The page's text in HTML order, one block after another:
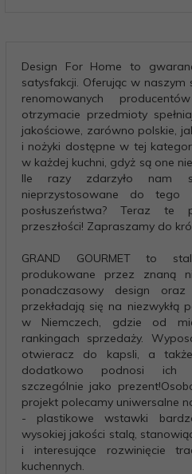
Design For Home to
satysfakcji. Oferując w naszym
renomowanych
otrzymacie przedmioty
jakościowe, zarówno polskie,
i nożyki dostępne w tej
w każdej kuchni, gdyż są one
Ile razy zdarzyło nam
nieprzystosowane do tego
posłuszeństwa? Teraz te
przeszłości! Zapraszamy do
GRAND GOURMET to
produkowane przez znaną
ponadczasowy design oraz
przekładają się na niezwykłą
w Niemczech, gdzie od
rankingach sprzedaży.
otwieracz do kapsli, a
dodatkowo podnosi ich
szczególnie jako
projekt polecamy uniwersalne
- plastikowe wstawki
wysokiej jakości stalą,
i interesujące rozwinięcie
kuchennych.